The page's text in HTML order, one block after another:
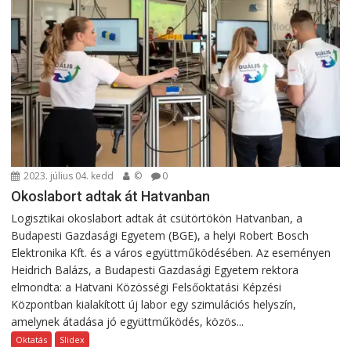
2023. július 04. kedd © 0
Okoslabort adtak át Hatvanban
Logisztikai okoslabort adtak át csütörtökön Hatvanban, a
Budapesti Gazdasági Egyetem (BGE), a helyi Robert Bosch
Elektronika Kft. és a város együttműködésében. Az eseményen
Heidrich Balázs, a Budapesti Gazdasági Egyetem rektora
elmondta: a Hatvani Közösségi Felsőoktatási Képzési
Központban kialakított új labor egy szimulációs helyszín,
amelynek átadása jó együttműködés, közös...
Oktatás Slidex